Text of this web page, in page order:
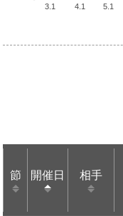
3.1 4.1 5.1
節 開催日 相手
節 開催日 相手